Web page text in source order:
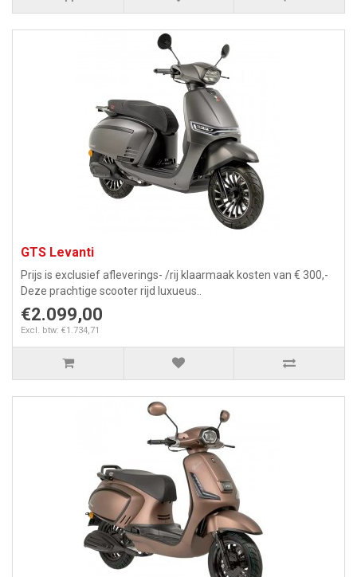
GTS Levanti
Prijs is exclusief afleverings- /rij klaarmaak kosten van € 300,-
Deze prachtige scooter rijd luxueus..
€2.099,00
Excl. btw: €1.734,71